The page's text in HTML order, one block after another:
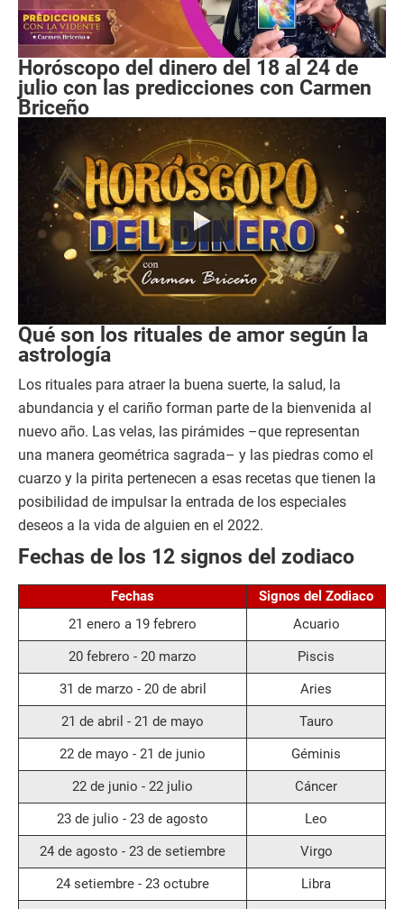
Horóscopo del dinero del 18 al 24 de
julio con las predicciones con Carmen
Briceño
Qué son los rituales de amor según la
astrología
Los rituales para atraer la buena suerte, la salud, la
abundancia y el cariño forman parte de la bienvenida al
nuevo año. Las velas, las pirámides –que representan
una manera geométrica sagrada– y las piedras como el
cuarzo y la pirita pertenecen a esas recetas que tienen la
posibilidad de impulsar la entrada de los especiales
deseos a la vida de alguien en el 2022.
Fechas de los 12 signos del zodiaco
Fechas
Signos del Zodiaco
21 enero a 19 febrero
Acuario
20 febrero - 20 marzo
Piscis
31 de marzo - 20 de abril
Aries
21 de abril - 21 de mayo
Tauro
22 de mayo - 21 de junio
Géminis
22 de junio - 22 julio
Cáncer
23 de julio - 23 de agosto
Leo
24 de agosto - 23 de setiembre
Virgo
24 setiembre - 23 octubre
Libra